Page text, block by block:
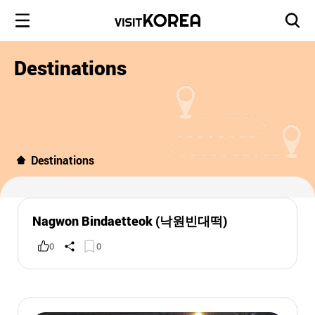
Destinations
Destinations
Nagwon Bindaetteok (낙원빈대떡)
0 0